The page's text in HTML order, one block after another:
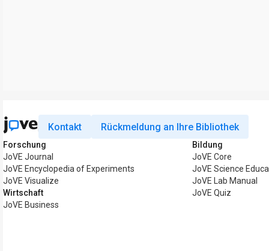
Kontakt Rückmeldung an Ihre Bibliothek
Forschung
JoVE Journal
JoVE Encyclopedia of Experiments
JoVE Visualize
Wirtschaft
JoVE Business
Bildung
JoVE Core
JoVE Science
JoVE Lab Manual
JoVE Quiz